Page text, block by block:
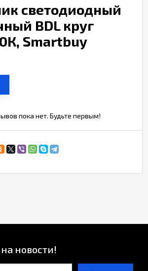
светодиодный
BDL круг
Smartbuy
пока нет. Будьте первым!
новости!